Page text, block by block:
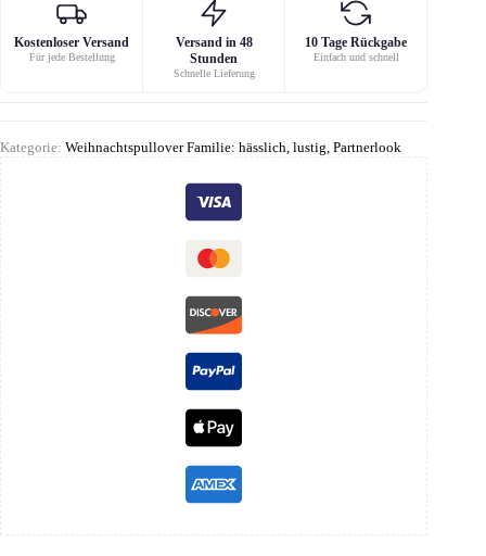
Kostenloser Versand
Für jede Bestellung
Versand in 48
Stunden
Schnelle Lieferung
10 Tage Rückgabe
Einfach und schnell
Kategorie: Weihnachtspullover Familie: hässlich, lustig, Partnerlook